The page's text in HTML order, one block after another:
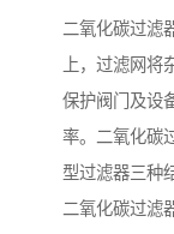
二氧化碳过滤
上，过滤网
保护阀门及设
率。二氧化碳
型过滤器三种
二氧化碳过滤